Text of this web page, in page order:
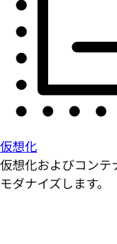
仮想化
仮想化およびコンテ
モダナイズします。